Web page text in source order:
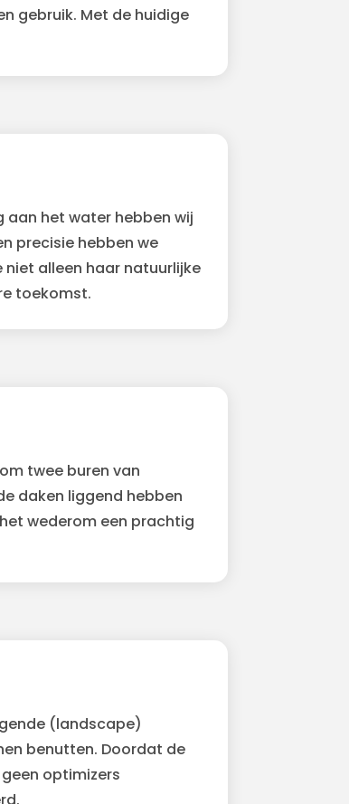
gebruik. Met de huidige
aan het water hebben wij
precisie hebben we
alleen haar natuurlijke
toekomst.
twee buren van
daken liggend hebben
wederom een prachtig
(landscape)
benutten. Doordat de
optimizers